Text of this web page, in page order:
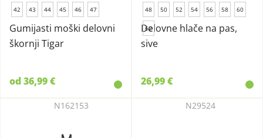
42 43 44 45 46 47
Gumijasti moški delovni
škornji Tigar
od 36,99 €
48 50 52 54 56 58 60
62
Delovne hlače na pas,
sive
26,99 €
N162153 N29524